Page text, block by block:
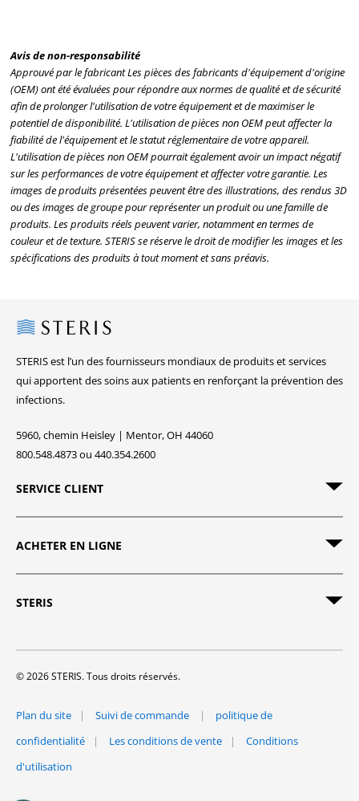
Avis de non-responsabilité
Approuvé par le fabricant Les pièces des fabricants d'équipement d'origine
(OEM) ont été évaluées pour répondre aux normes de qualité et de sécurité
afin de prolonger l'utilisation de votre équipement et de maximiser le
potentiel de disponibilité. L'utilisation de pièces non OEM peut affecter la
fiabilité de l'équipement et le statut réglementaire de votre appareil.
L'utilisation de pièces non OEM pourrait également avoir un impact négatif
sur les performances de votre équipement et affecter votre garantie. Les
images de produits présentées peuvent être des illustrations, des rendus 3D
ou des images de groupe pour représenter un produit ou une famille de
produits. Les produits réels peuvent varier, notamment en termes de
couleur et de texture. STERIS se réserve le droit de modifier les images et les
spécifications des produits à tout moment et sans préavis.
Steris
STERIS est l’un des fournisseurs mondiaux de produits et services
qui apportent des soins aux patients en renforçant la prévention des
infections.
5960, chemin Heisley | Mentor, OH 44060
800.548.4873 ou 440.354.2600
SERVICE CLIENT
ACHETER EN LIGNE
STERIS
© 2026 STERIS. Tous droits réservés.
Plan du site Suivi de commande
politique de
confidentialité
Les conditions de vente
Conditions
d'utilisation